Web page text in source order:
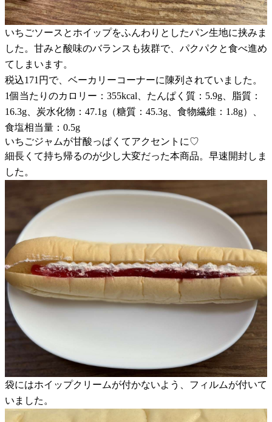
いちごソースとホイップをふんわりとしたパン生地に挟みま
した。甘みと酸味のバランスも抜群で、パクパクと食べ進め
てしまいます。
税込171円で、ベーカリーコーナーに陳列されていました。
1個当たりのカロリー：355kcal、たんぱく質：5.9g、脂質：
16.3g、炭水化物：47.1g（糖質：45.3g、食物繊維：1.8g）、
食塩相当量：0.5g
いちごジャムが甘酸っぱくてアクセントに♡
細長くて持ち帰るのが少し大変だった本商品。早速開封しま
した。
袋にはホイップクリームが付かないよう、フィルムが付いて
いました。